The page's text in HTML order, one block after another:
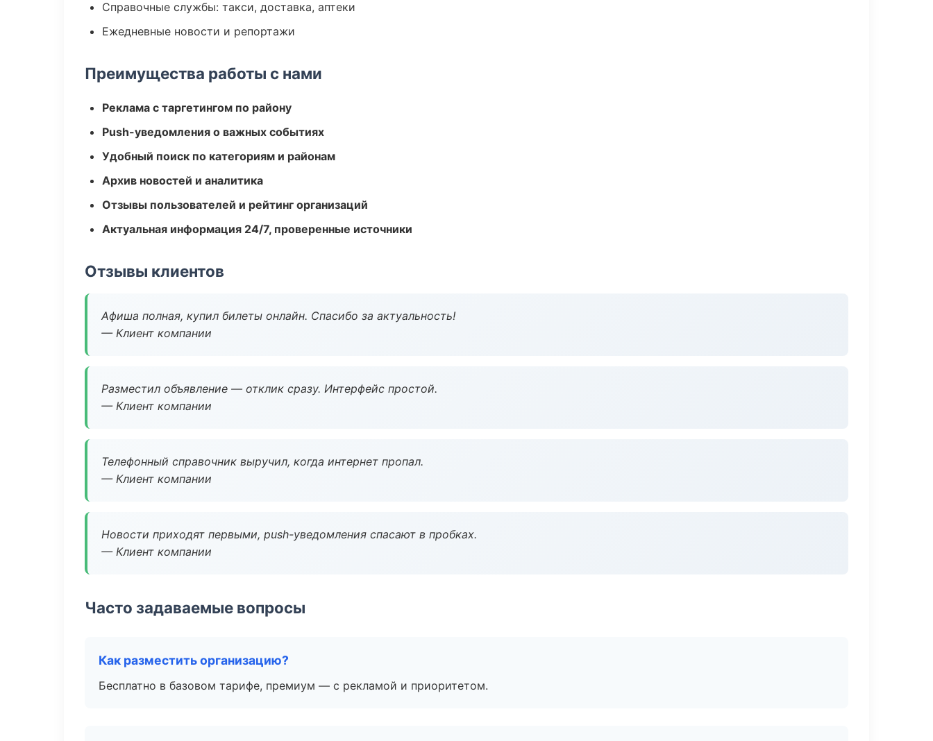
Справочные службы: такси, доставка, аптеки
Ежедневные новости и репортажи
Преимущества работы с нами
Реклама с таргетингом по району
Push-уведомления о важных событиях
Удобный поиск по категориям и районам
Архив новостей и аналитика
Отзывы пользователей и рейтинг организаций
Актуальная информация 24/7, проверенные источники
Отзывы клиентов
Афиша полная, купил билеты онлайн. Спасибо за актуальность!
— Клиент компании
Разместил объявление — отклик сразу. Интерфейс простой.
— Клиент компании
Телефонный справочник выручил, когда интернет пропал.
— Клиент компании
Новости приходят первыми, push-уведомления спасают в пробках.
— Клиент компании
Часто задаваемые вопросы
Как разместить организацию?
Бесплатно в базовом тарифе, премиум — с рекламой и приоритетом.